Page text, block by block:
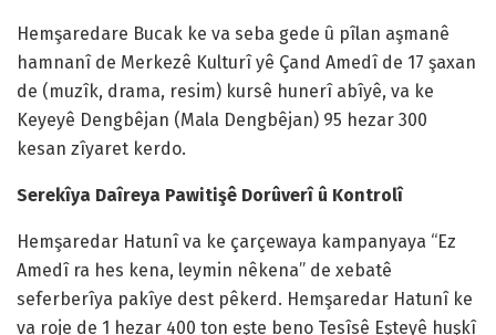
Hemşaredare Bucak ke va seba gede û pîlan aşmanê
hamnanî de Merkezê Kulturî yê Çand Amedî de 17 şaxan
de (muzîk, drama, resim) kursê hunerî abîyê, va ke
Keyeyê Dengbêjan (Mala Dengbêjan) 95 hezar 300
kesan zîyaret kerdo.
Serekîya Daîreya Pawitişê Dorûverî û Kontrolî
Hemşaredar Hatunî va ke çarçewaya kampanyaya “Ez
Amedî ra hes kena, leymin nêkena” de xebatê
seferberîya pakîye dest pêkerd. Hemşaredar Hatunî ke
va roje de 1 hezar 400 ton eşte beno Tesîsê Eşteyê huşkî